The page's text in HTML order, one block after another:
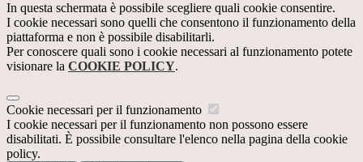
In questa schermata è possibile scegliere quali cookie consentire.
I cookie necessari sono quelli che consentono il funzionamento della
piattaforma e non è possibile disabilitarli.
Per conoscere quali sono i cookie necessari al funzionamento potete
visionare la COOKIE POLICY.
Cookie necessari per il funzionamento
I cookie necessari per il funzionamento non possono essere
disabilitati. È possibile consultare l'elenco nella pagina della cookie
policy.